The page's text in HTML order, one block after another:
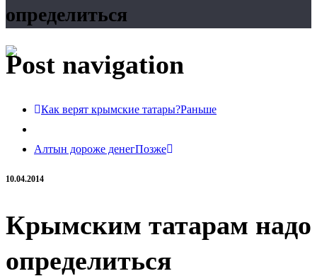
определиться
Post navigation
Как верят крымские татары?Раньше
Алтын дороже денегПозже
10.04.2014
Крымским татарам надо
определиться